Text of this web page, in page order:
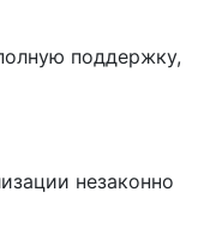
поддержку,
незаконно